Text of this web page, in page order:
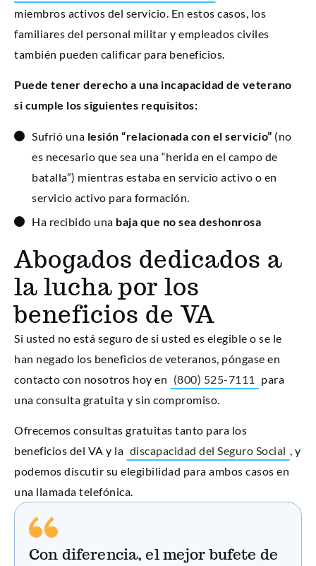
miembros activos del servicio. En estos casos, los
familiares del personal militar y empleados civiles
también pueden calificar para beneficios.
Puede tener derecho a una incapacidad de veterano
si cumple los siguientes requisitos:
Sufrió una lesión “relacionada con el servicio” (no
es necesario que sea una “herida en el campo de
batalla”) mientras estaba en servicio activo o en
servicio activo para formación.
Ha recibido una baja que no sea deshonrosa
Abogados dedicados a
la lucha por los
beneficios de VA
Si usted no está seguro de si usted es elegible o se le
han negado los beneficios de veteranos, póngase en
contacto con nosotros hoy en (800) 525-7111
para
una consulta gratuita y sin compromiso.
Ofrecemos consultas gratuitas tanto para los
beneficios del VA y la discapacidad del Seguro Social , y
podemos discutir su elegibilidad para ambos casos en
una llamada telefónica.
Con diferencia, el mejor bufete de